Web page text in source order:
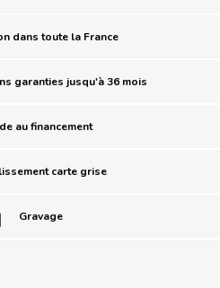
dans toute la France
garanties jusqu'à 36 mois
au financement
carte grise
Gravage